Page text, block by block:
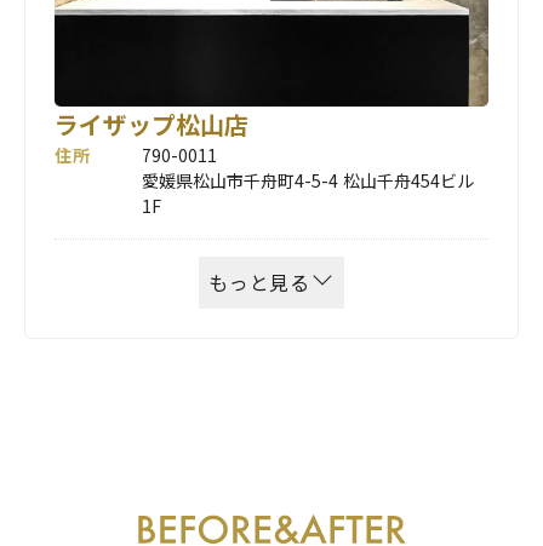
ライザップ松山店
住所
790-0011
愛媛県松山市千舟町4-5-4 松山千舟454ビル
1F
もっと見る